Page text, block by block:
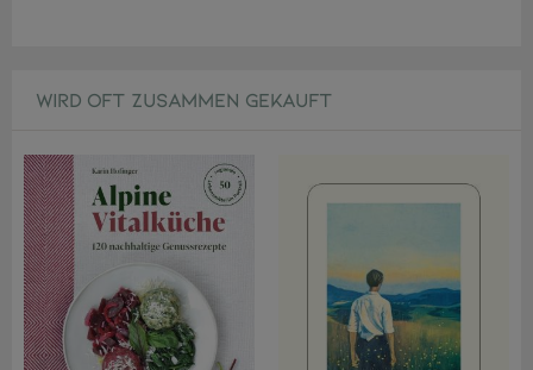
WIRD OFT ZUSAMMEN GEKAUFT